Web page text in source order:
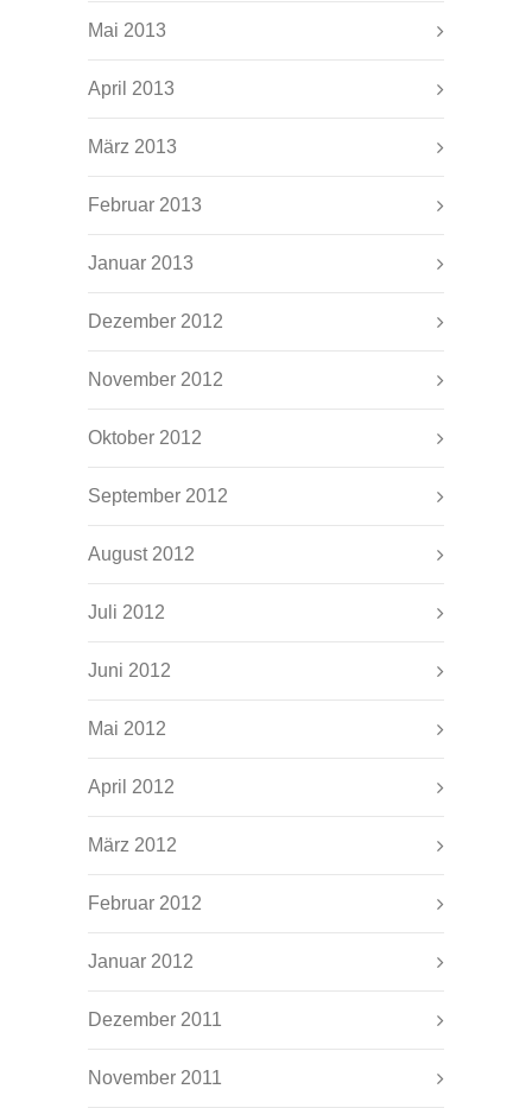
Mai 2013
April 2013
März 2013
Februar 2013
Januar 2013
Dezember 2012
November 2012
Oktober 2012
September 2012
August 2012
Juli 2012
Juni 2012
Mai 2012
April 2012
März 2012
Februar 2012
Januar 2012
Dezember 2011
November 2011